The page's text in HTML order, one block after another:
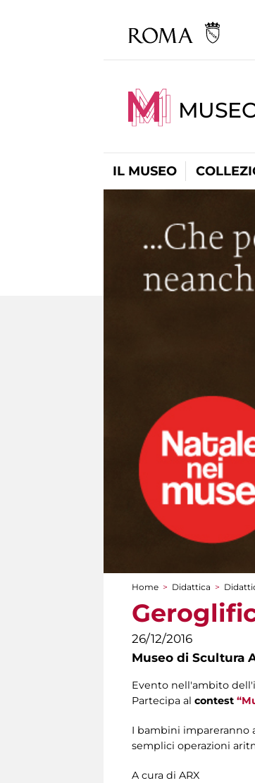
IL MUSEO
Tu sei qui
Home > Didattica >
26/12/2016
Museo di Scultura
Evento nell'ambito
Partecipa al contest
I bambini impareranno
semplici operazioni
A cura di ARX